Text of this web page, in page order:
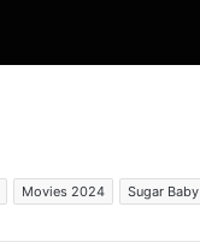
Movies 2024 Sugar Baby